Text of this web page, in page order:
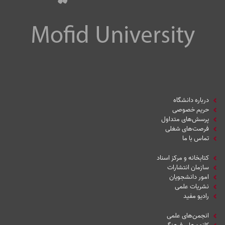
درباره دانشگاه
حریم خصوصی
پرسش‌های متداول
فرصت‌های شغلی
تماس با ما
کتابخانه و مرکز اسناد
سازمان انتشارات
امور دانشجویان
نشریات علمی
رادیو مفید
انجمن‌های علمی